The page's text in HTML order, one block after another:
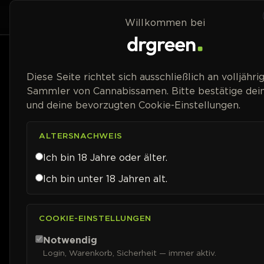
Zum Inhalt springen
Home
Willkommen bei
Diese Seite richtet sich ausschließlich an
Sammler von Cannabissamen. Bitte bestätige
und deine bevorzugten Cookie-Einstellungen.
ALTERSNACHWEIS
Ich bin 18 Jahre oder älter.
Ich bin unter 18 Jahren alt.
COOKIE-EINSTELLUNGEN
Notwendig
Login, Warenkorb, Sicherheit — immer aktiv.